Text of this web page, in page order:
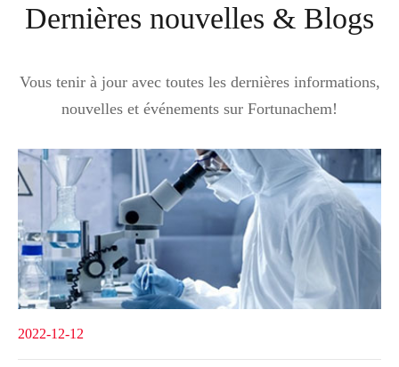
Dernières nouvelles & Blogs
Vous tenir à jour avec toutes les dernières informations,
nouvelles et événements sur Fortunachem!
2022-12-12